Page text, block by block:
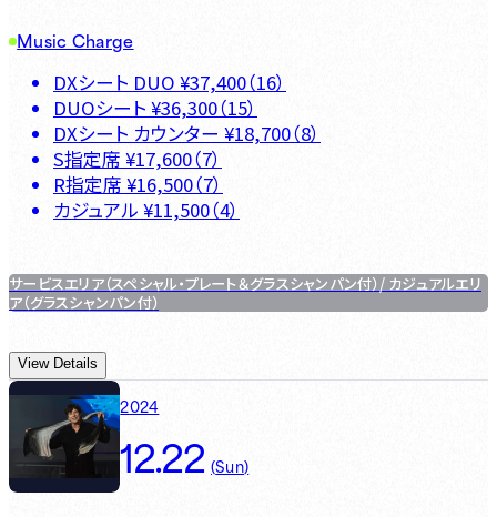
Music Charge
DXシート DUO ¥37,400（16）
DUOシート ¥36,300（15）
DXシート カウンター ¥18,700（8）
S指定席 ¥17,600（7）
R指定席 ¥16,500（7）
カジュアル ¥11,500（4）
サービスエリア（スペシャル・プレート＆グラスシャンパン付）/ カジュアルエリ
ア（グラスシャンパン付）
View Details
2024
12.22 (Sun)